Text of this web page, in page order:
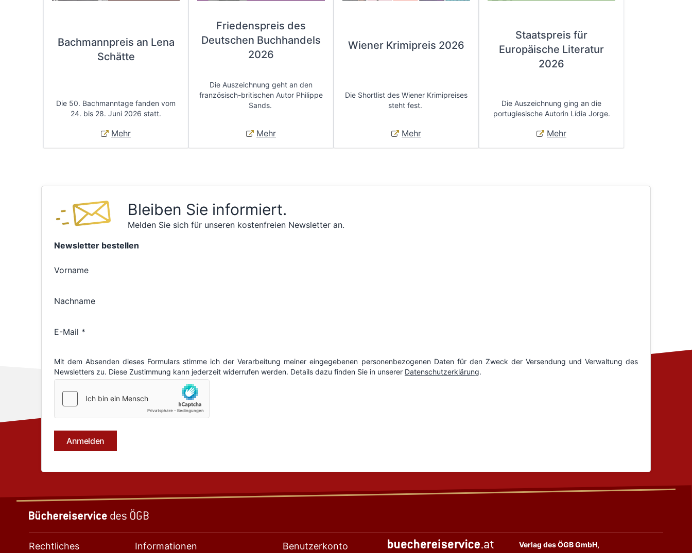
Bachmannpreis an Lena
Schätte
Die 50. Bachmanntage fanden vom
24. bis 28. Juni 2026 statt.
Mehr
Friedenspreis des
Deutschen Buchhandels
2026
Die Auszeichnung geht an den
französisch-britischen Autor Philippe
Sands.
Mehr
Wiener Krimipreis 2026
Die Shortlist des Wiener Krimipreises
steht fest.
Mehr
Staatspreis für
Europäische Literatur
2026
Die Auszeichnung ging an die
portugiesische Autorin Lídia Jorge.
Mehr
Bleiben Sie informiert.
Melden Sie sich für unseren kostenfreien Newsletter an.
Rechtliches Informationen Benutzerkonto
Verlag des ÖGB GmbH,